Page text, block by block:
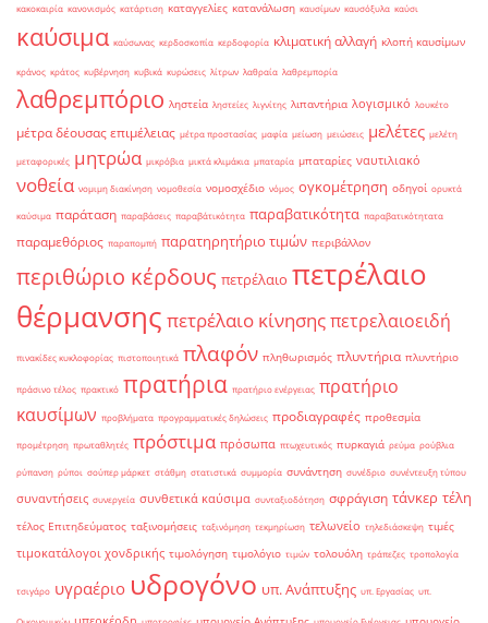
κακοκαιρία κανονισμός κατάρτιση καταγγελίες κατανάλωση καυσίμων καυσόξυλα καύσι
καύσιμα καύσωνας κερδοσκοπία κερδοφορία κλιματική αλλαγή κλοπή καυσίμων
κράνος κράτος κυβέρνηση κυβικά κυρώσεις λίτρων λαθραία λαθρεμπορία
λαθρεμπόριο ληστεία ληστείες λιγνίτης λιπαντήρια λογισμικό λουκέτο
μέτρα δέουσας επιμέλειας μέτρα προστασίας μαφία μείωση μειώσεις μελέτες μελέτη
μεταφορικές μητρώα μικρόβια μικτά κλιμάκια μπαταρία μπαταρίες ναυτιλιακό
νοθεία νομιμη διακίνηση νομοθεσία νομοσχέδιο νόμος ογκομέτρηση οδηγοί ορυκτά
καύσιμα παράταση παραβάσεις παραβάτικότητα παραβατικότητα παραβατικότητατα
παραμεθόριος παραπομπή παρατηρητήριο τιμών περιβάλλον
περιθώριο κέρδους πετρέλαιο πετρέλαιο
θέρμανσης πετρέλαιο κίνησηςπετρελαιοειδή
πινακίδες κυκλοφορίας πιστοποιητικά πλαφόν πληθωρισμός πλυντήρια πλυντήριο
πράσινο τέλος πρακτικό πρατήρια πρατήριο ενέργειας πρατήριο
καυσίμων προβλήματα προγραμματικές δηλώσεις προδιαγραφές προθεσμία
προμέτρηση πρωταθλητές πρόστιμα πρόσωπα πτωχευτικός πυρκαγιά ρεύμα ρούβλια
ρύπανση ρύποι σούπερ μάρκετ στάθμη στατιστικά συμμορία συνάντηση συνέδριο συνέντευξη τύπου
συναντήσεις συνεργεία συνθετικά καύσιμα συνταξιοδότηση σφράγιση τάνκερ τέλη
τέλος Επιτηδεύματος ταξινομήσεις ταξινόμηση τεκμηρίωση τελωνείο τηλεδιάσκεψη τιμές
τιμοκατάλογοι χονδρικής τιμολόγηση τιμολόγιο τιμών τολουόλη τράπεζες τροπολογία
τσιγάρο υγραέριο υδρογόνο υπ. Ανάπτυξης υπ. Εργασίας υπ.